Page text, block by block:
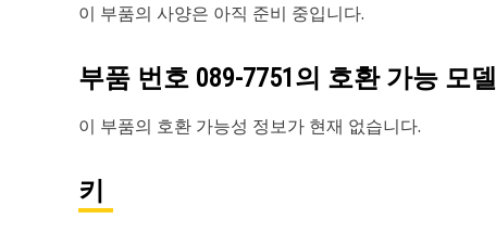
이 부품의 사양은 아직 준비 중입니다.
부품 번호 089-7751 의 호환 가능 모델
이 부품의 호환 가능성 정보가 현재 없습니다.
키